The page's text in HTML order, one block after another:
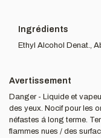
Ingrédients
Ethyl Alcohol Denat.,
Avertissement
Danger - Liquide et
des yeux. Nocif pour les
néfastes á long terme.
flammes nues / des